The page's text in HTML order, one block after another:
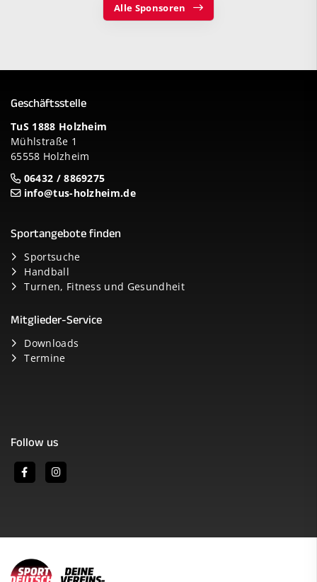
Alle Sponsoren
Geschäftsstelle
TuS 1888 Holzheim
Mühlstraße 1
65558 Holzheim
06432 / 8869275
info@tus-holzheim.de
Sportangebote finden
Sportsuche
Handball
Turnen, Fitness und Gesundheit
Mitglieder-Service
Downloads
Termine
Follow us